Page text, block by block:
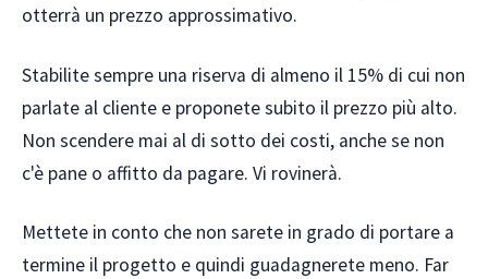
otterrà un prezzo approssimativo.
Stabilite sempre una riserva di almeno il 15% di cui non
parlate al cliente e proponete subito il prezzo più alto.
Non scendere mai al di sotto dei costi, anche se non
c'è pane o affitto da pagare. Vi rovinerà.
Mettete in conto che non sarete in grado di portare a
termine il progetto e quindi guadagnerete meno. Far